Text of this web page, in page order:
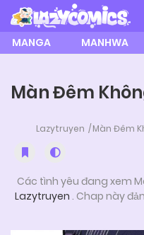
MANGA MANHWA
Màn Đêm
Lazytruyen Màn Đêm
Các tình yêu đang xem
Lazytruyen . Chap này